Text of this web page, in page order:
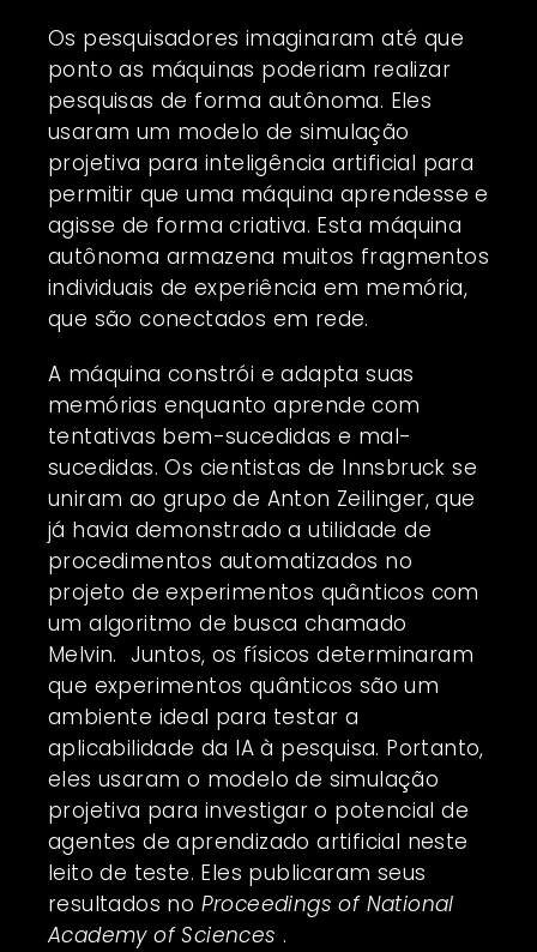
Os pesquisadores imaginaram até que
ponto as máquinas poderiam realizar
pesquisas de forma autônoma. Eles
usaram um modelo de simulação
projetiva para inteligência artificial para
permitir que uma máquina aprendesse e
agisse de forma criativa. Esta máquina
autônoma armazena muitos fragmentos
individuais de experiência em memória,
que são conectados em rede.
A máquina constrói e adapta suas
memórias enquanto aprende com
tentativas bem-sucedidas e mal-
sucedidas. Os cientistas de Innsbruck se
uniram ao grupo de Anton Zeilinger, que
já havia demonstrado a utilidade de
procedimentos automatizados no
projeto de experimentos quânticos com
um algoritmo de busca chamado
Melvin. Juntos, os físicos determinaram
que experimentos quânticos são um
ambiente ideal para testar a
aplicabilidade da IA ​​à pesquisa. Portanto,
eles usaram o modelo de simulação
projetiva para investigar o potencial de
agentes de aprendizado artificial neste
leito de teste. Eles publicaram seus
resultados no Proceedings of National
Academy of Sciences .